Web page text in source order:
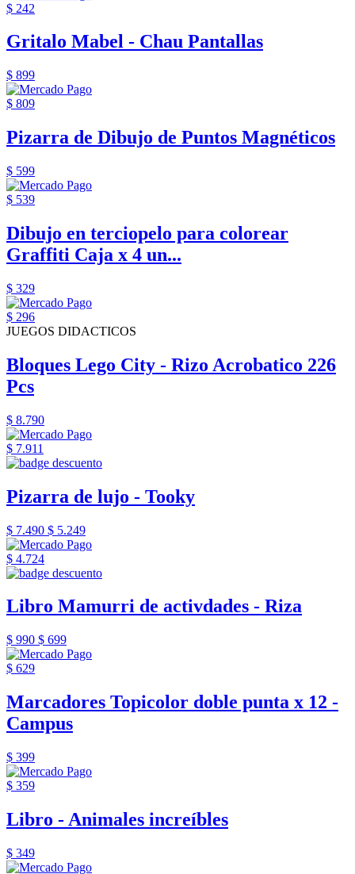
$ 242
Gritalo Mabel - Chau Pantallas
$ 899
$ 809
Pizarra de Dibujo de Puntos Magnéticos
$ 599
$ 539
Dibujo en terciopelo para colorear
Graffiti Caja x 4 un...
$ 329
$ 296
JUEGOS DIDACTICOS
Bloques Lego City - Rizo Acrobatico 226
Pcs
$ 8.790
$ 7.911
Pizarra de lujo - Tooky
$ 7.490 $ 5.249
$ 4.724
Libro Mamurri de activdades - Riza
$ 990 $ 699
$ 629
Marcadores Topicolor doble punta x 12 -
Campus
$ 399
$ 359
Libro - Animales increíbles
$ 349